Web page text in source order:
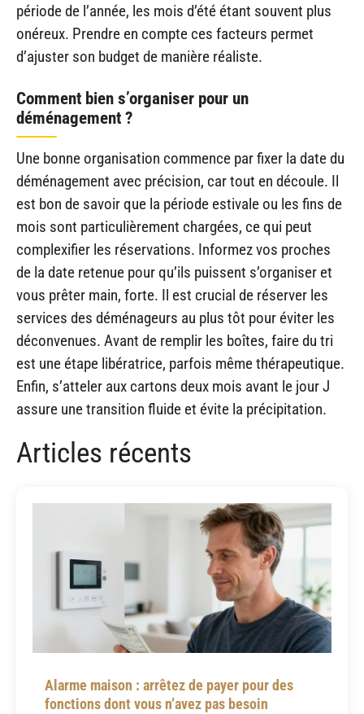
période de l’année, les mois d’été étant souvent plus
onéreux. Prendre en compte ces facteurs permet
d’ajuster son budget de manière réaliste.
Comment bien s’organiser pour un
déménagement ?
Une bonne organisation commence par fixer la date du
déménagement avec précision, car tout en découle. Il
est bon de savoir que la période estivale ou les fins de
mois sont particulièrement chargées, ce qui peut
complexifier les réservations. Informez vos proches
de la date retenue pour qu’ils puissent s’organiser et
vous prêter main, forte. Il est crucial de réserver les
services des déménageurs au plus tôt pour éviter les
déconvenues. Avant de remplir les boîtes, faire du tri
est une étape libératrice, parfois même thérapeutique.
Enfin, s’atteler aux cartons deux mois avant le jour J
assure une transition fluide et évite la précipitation.
Articles récents
Alarme maison : arrêtez de payer pour des
fonctions dont vous n’avez pas besoin